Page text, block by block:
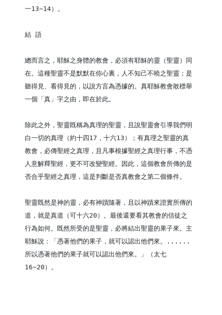
一13~14）。
結 語
總而言之，耶穌之身體的教會，必須有耶穌的靈（聖靈）同
在。這種聖靈不是默默在你心裏，人不知己不曉之聖靈；是
聽得見、看得見的，以說方言為憑據的。真耶穌教會敢標舉
一個「真」字之由，即在於此。
除此之外，聖靈既稱為真理的聖靈，且說聖靈會引導我們明
白一切的真理（約十四17，十六13）；有真理之聖靈的真
教會，必傳聖經之真理，且凡事根據聖經之真理行事，不憑
人意解釋聖經，更不可改變聖經。因此，這個教會所傳的是
否合乎聖經之真理，這是判斷是否真教會之第二個條件。
聖靈既然是神的靈，必有神蹟隨著，且以神蹟來證實所傳的
道，就是真道（可十六20）。最後還要看其教會的信徒之
行為如何。既然所受的是聖靈，必將結出聖靈的果子來。主
耶穌說：「憑著他們的果子，就可以認出他們來。......
所以憑著他們的果子就可以認出他們來。」（太七
16~20）。